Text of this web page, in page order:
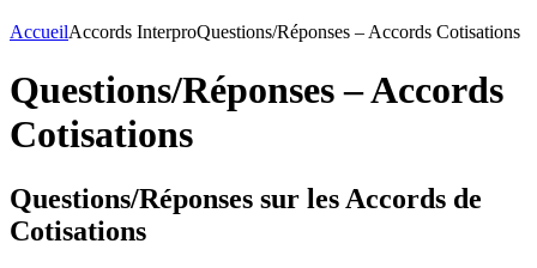
AccueilAccords InterproQuestions/Réponses – Accords Cotisations
Questions/Réponses – Accords
Cotisations
Questions/Réponses sur les Accords de
Cotisations